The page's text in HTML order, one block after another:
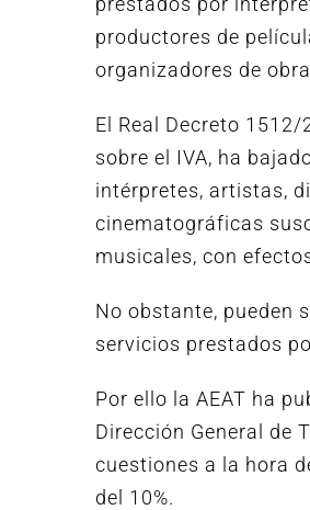
productores de
organizadores de
El Real Decreto
sobre el IVA, ha
intérpretes, artistas,
cinematográficas
musicales, con
No obstante, pueden
servicios prestados
Por ello la AEAT ha
Dirección General de
cuestiones a la hora
del 10%.